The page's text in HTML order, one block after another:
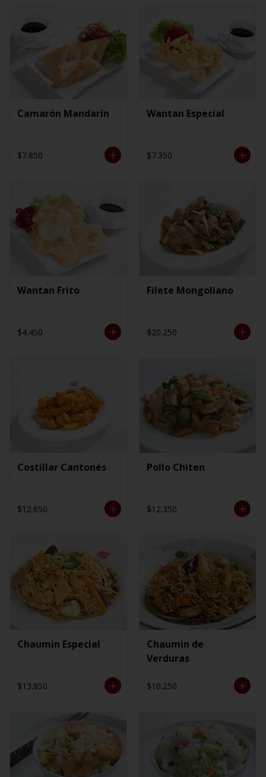
Camarón Mandarín
$7.850
Wantan Especial
$7.350
Wantan Frito
$4.450
Filete Mongoliano
$20.250
Costillar Cantonés
$12.650
Pollo Chiten
$12.350
Chaumin Especial
$13.850
Chaumin de
Verduras
$10.250